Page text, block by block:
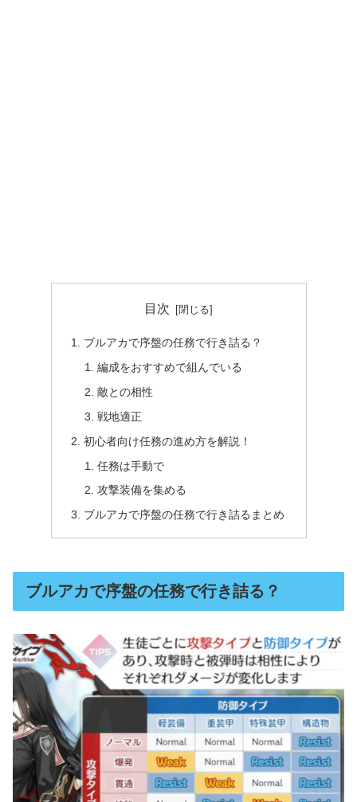
目次
ブルアカで序盤の任務で行き詰る？
編成をおすすめで組んでいる
敵との相性
戦地適正
初心者向け任務の進め方を解説！
任務は手動で
攻撃装備を集める
ブルアカで序盤の任務で行き詰るまとめ
ブルアカで序盤の任務で行き詰る？